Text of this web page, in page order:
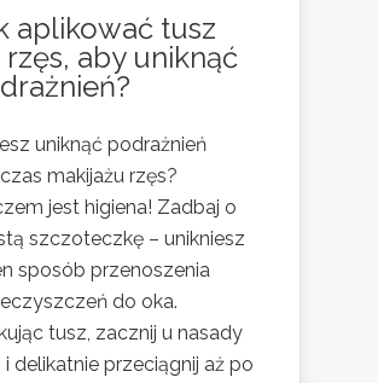
aplikować tusz
aby uniknąć
uniknąć podrażnień
makijażu rzęs?
jest higiena! Zadbaj o
szczoteczkę – unikniesz
sposób przenoszenia
do oka.
tusz, zacznij u nasady
i delikatnie przeciągnij aż po